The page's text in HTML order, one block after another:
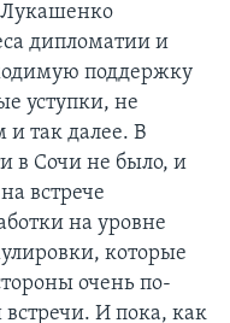
Лукашенко
дипломатии и
поддержку
уступки, не
так далее. В
в Сочи не было, и
встрече
на уровне
которые
очень по-
И пока, как